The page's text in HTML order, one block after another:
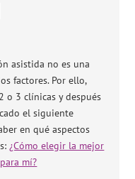
asistida no es una
factores. Por ello,
o 3 clínicas y después
el siguiente
en qué aspectos
¿Cómo elegir la mejor
mí?